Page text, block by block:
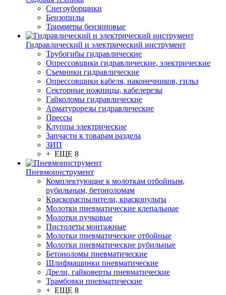
Снегоуборщики
Бензопилы
Триммеры бензиновые
Гидравлический и электрический инструмент
Трубогибы гидравлические
Опрессовщики гидравлические, электрические
Съемники гидравлические
Опрессовщики кабеля, наконечников, гильз
Секторные ножницы, кабелерезы
Гайколомы гидравлические
Арматурорезы гидравлические
Прессы
Клуппы электрические
Запчасти к товарам раздела
ЗИП
+ ЕЩЕ 8
Пневмоинструмент
Комплектующие к молоткам отбойным,
рубильным, бетоноломам
Краскораспылители, краскопульты
Молотки пневматические клепальные
Молотки пучковые
Пистолеты монтажные
Молотки пневматические отбойные
Молотки пневматические рубильные
Бетоноломы пневматические
Шлифмашинки пневматические
Дрели, гайковерты пневматические
Трамбовки пневматические
+ ЕЩЕ 8